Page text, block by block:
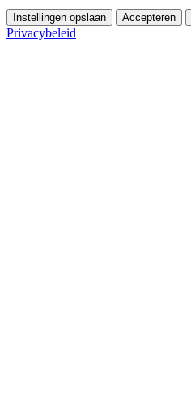
Instellingen opslaan Accepteren
Privacybeleid